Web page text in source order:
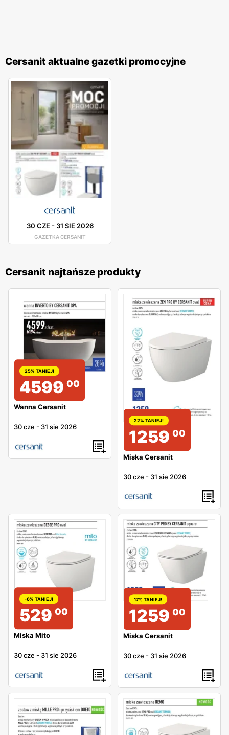
Cersanit aktualne gazetki promocyjne
30 CZE- 31 SIE 2026
GAZETKA CERSANIT
Cersanit najtańsze produkty
25% TANIEJ!
4599 00
Wanna Cersanit
30 cze - 31 sie 2026
22% TANIEJ!
1259 00
Miska Cersanit
30 cze - 31 sie 2026
-6% TANIEJ!
529 00
Miska Mito
30 cze - 31 sie 2026
17% TANIEJ!
1259 00
Miska Cersanit
30 cze - 31 sie 2026